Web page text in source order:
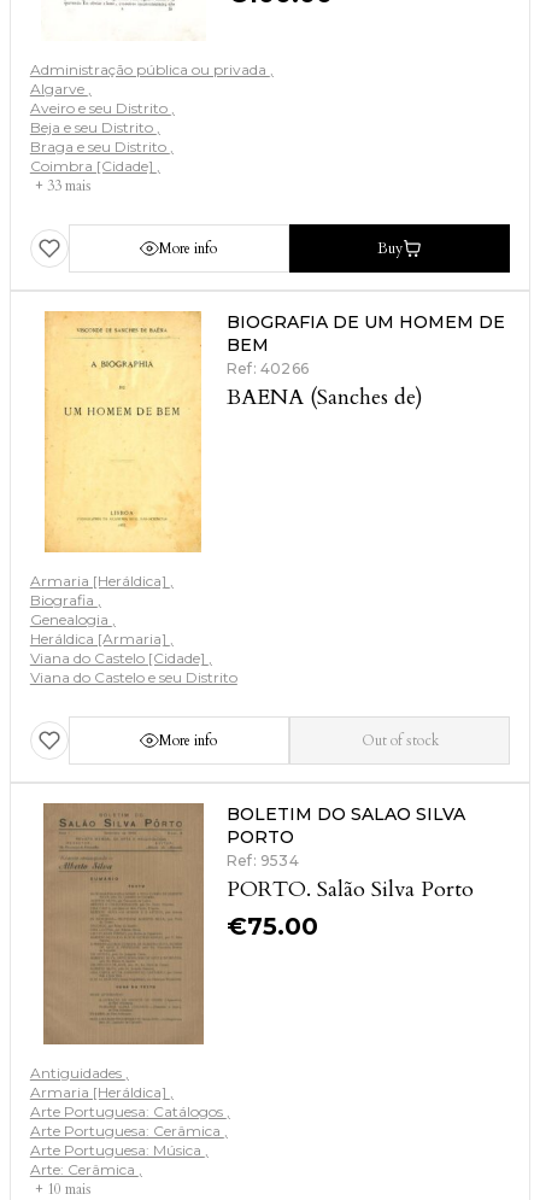
Administração pública ou privada
Algarve
Aveiro e seu Distrito
Beja e seu Distrito
Braga e seu Distrito
Coimbra [Cidade]
+ 33 mais
More info Buy
BIOGRAFIA DE UM HOMEM DE
BEM
Ref: 40266
BAENA (Sanches de)
Armaria [Heráldica]
Biografia
Genealogia
Heráldica [Armaria]
Viana do Castelo [Cidade]
Viana do Castelo e seu Distrito
More info Out of stock
BOLETIM DO SALAO SILVA
PORTO
Ref: 9534
PORTO. Salão Silva Porto
€75.00
Antiguidades
Armaria [Heráldica]
Arte Portuguesa: Catálogos
Arte Portuguesa: Cerâmica
Arte Portuguesa: Música
Arte: Cerâmica
+ 10 mais